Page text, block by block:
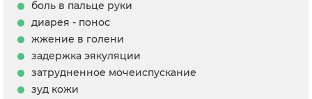
боль в пальце руки
диарея - понос
жжение в голени
задержка эякуляции
затрудненное мочеиспускание
зуд кожи